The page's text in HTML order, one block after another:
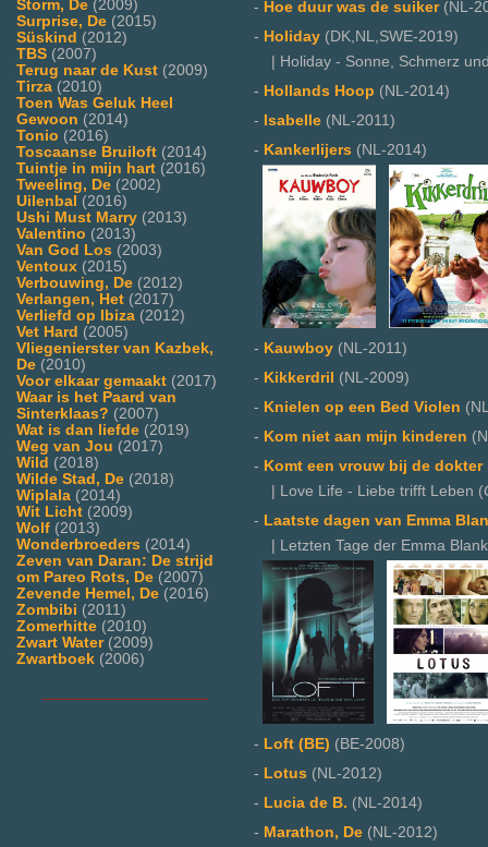
Storm, De (2009)
Surprise, De (2015)
Süskind (2012)
TBS (2007)
Terug naar de Kust (2009)
Tirza (2010)
Toen Was Geluk Heel
Gewoon (2014)
Tonio (2016)
Toscaanse Bruiloft (2014)
Tuintje in mijn hart (2016)
Tweeling, De (2002)
Uilenbal (2016)
Ushi Must Marry (2013)
Valentino (2013)
Van God Los (2003)
Ventoux (2015)
Verbouwing, De (2012)
Verlangen, Het (2017)
Verliefd op Ibiza (2012)
Vet Hard (2005)
Vliegenierster van Kazbek,
De (2010)
Voor elkaar gemaakt (2017)
Waar is het Paard van
Sinterklaas? (2007)
Wat is dan liefde (2019)
Weg van Jou (2017)
Wild (2018)
Wilde Stad, De (2018)
Wiplala (2014)
Wit Licht (2009)
Wolf (2013)
Wonderbroeders (2014)
Zeven van Daran: De strijd
om Pareo Rots, De (2007)
Zevende Hemel, De (2016)
Zombibi (2011)
Zomerhitte (2010)
Zwart Water(2009)
Zwartboek (2006)
- Hoe duur was de suiker(NL-
- Holiday (DK,NL,SWE-2019)
| Holiday - Sonne, Schmerz
- Hollands Hoop (NL-2014)
- Isabelle (NL-2011)
- Kankerlijers (NL-2014)
- Kauwboy (NL-2011)
- Kikkerdril
(NL-2009)
- Knielen op een Bed Violen
- Kom niet aan mijn kinderen
- Komt een vrouw bij de dokter
| Love Life - Liebe trifft Leben (
- Laatste dagen van Emma
| Letzten Tage der Emma
- Loft (BE) (BE-2008)
- Lotus (NL-2012)
- Lucia de B. (NL-2014)
- Marathon, De (NL-2012)